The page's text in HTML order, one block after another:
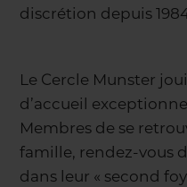
discrétion depuis
Le Cercle Munster
d’accueil
Membres de se
famille, rendez-vous
dans leur « second